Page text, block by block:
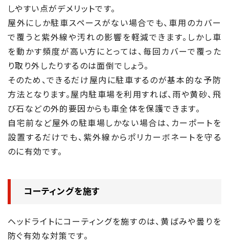
しやすい点がデメリットです。
屋外にしか駐車スペースがない場合でも、車用のカバー
で覆うと紫外線や汚れの影響を軽減できます。しかし車
を動かす頻度が高い方にとっては、毎回カバーで覆った
り取り外したりするのは面倒でしょう。
そのため、できるだけ屋内に駐車するのが基本的な予防
方法となります。屋内駐車場を利用すれば、雨や黄砂、飛
び石などの外的要因からも車全体を保護できます。
自宅前など屋外の駐車場しかない場合は、カーポートを
設置するだけでも、紫外線からポリカーボネートを守る
のに有効です。
コーティングを施す
ヘッドライトにコーティングを施すのは、黄ばみや曇りを
防ぐ有効な対策です。